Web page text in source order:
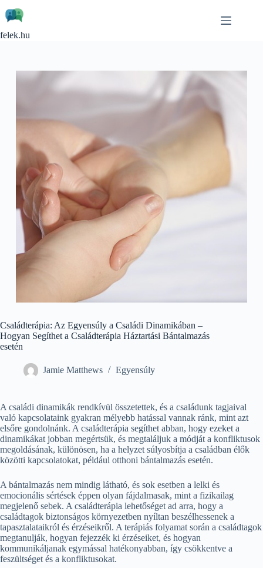
to
content
felek.hu
Családterápia: Az Egyensúly a Családi Dinamikában –
Hogyan Segíthet a Családterápia Háztartási Bántalmazás
esetén
Jamie Matthews Egyensúly
A családi dinamikák rendkívül összetettek, és a családunk tagjaival
való kapcsolataink gyakran mélyebb hatással vannak ránk, mint azt
elsőre gondolnánk. A családterápia segíthet abban, hogy ezeket a
dinamikákat jobban megértsük, és megtaláljuk a módját a konfliktusok
megoldásának, különösen, ha a helyzet súlyosbítja a családban élők
közötti kapcsolatokat, például otthoni bántalmazás esetén.
A bántalmazás nem mindig látható, és sok esetben a lelki és
emocionális sértések éppen olyan fájdalmasak, mint a fizikailag
megjelenő sebek. A családterápia lehetőséget ad arra, hogy a
családtagok biztonságos környezetben nyíltan beszélhessenek a
tapasztalataikról és érzéseikről. A terápiás folyamat során a családtagok
megtanulják, hogyan fejezzék ki érzéseiket, és hogyan
kommunikáljanak egymással hatékonyabban, így csökkentve a
feszültséget és a konfliktusokat.